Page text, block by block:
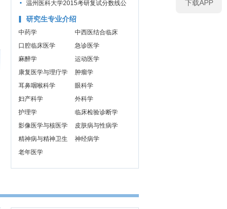
公布通知
温州医科大学2015考研复试分数线公
布通知
研究生专业介绍
中药学
中西医结合临床
口腔临床医学
急诊医学
麻醉学
运动医学
康复医学与理疗学
肿瘤学
耳鼻咽喉科学
眼科学
妇产科学
外科学
护理学
临床检验诊断学
影像医学与核医学
皮肤病与性病学
精神病与精神卫生
学
神经病学
老年医学
下载APP